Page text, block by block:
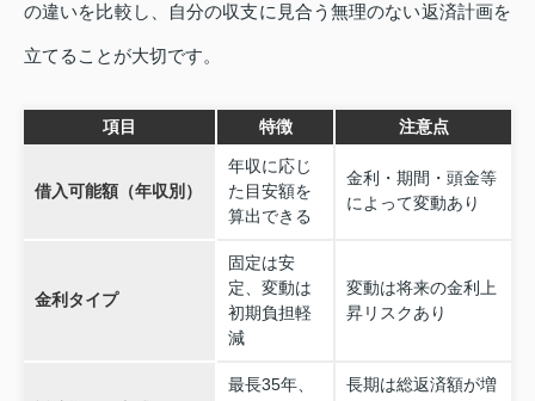
の違いを比較し、自分の収支に見合う無理のない返済計画を
立てることが大切です。
項目 特徴 注意点
借入可能額（年収別）
年収に応じ
た目安額を
算出できる
金利・期間・頭金等
によって変動あり
金利タイプ
固定は安
定、変動は
初期負担軽
減
変動は将来の金利上
昇リスクあり
最長35年、
長期は総返済額が増